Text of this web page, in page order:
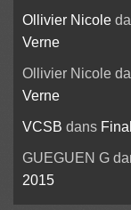
Ollivier Nicole
Verne
Ollivier Nicole
Verne
VCSB dans
GUEGUEN G
2015